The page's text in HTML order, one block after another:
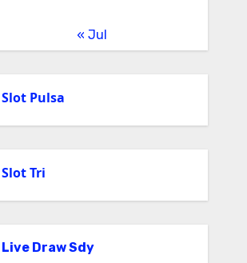
« Jul
Slot Pulsa
Slot Tri
Live Draw Sdy